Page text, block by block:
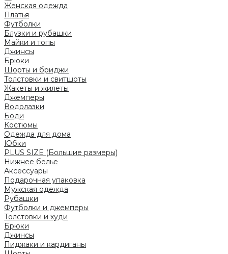
Женская одежда
Платья
Футболки
Блузки и рубашки
Майки и топы
Джинсы
Брюки
Шорты и бриджи
Толстовки и свитшоты
Жакеты и жилеты
Джемперы
Водолазки
Боди
Костюмы
Одежда для дома
Юбки
PLUS SIZE (Большие размеры)
Нижнее белье
Аксессуары
Подарочная упаковка
Мужская одежда
Рубашки
Футболки и джемперы
Толстовки и худи
Брюки
Джинсы
Пиджаки и кардиганы